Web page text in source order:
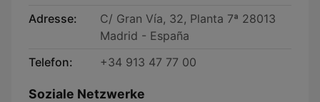
Adresse:
C/ Gran Vía, 32, Planta 7ª 28013
Madrid - España
Telefon:
+34 913 47 77 00
Soziale Netzwerke